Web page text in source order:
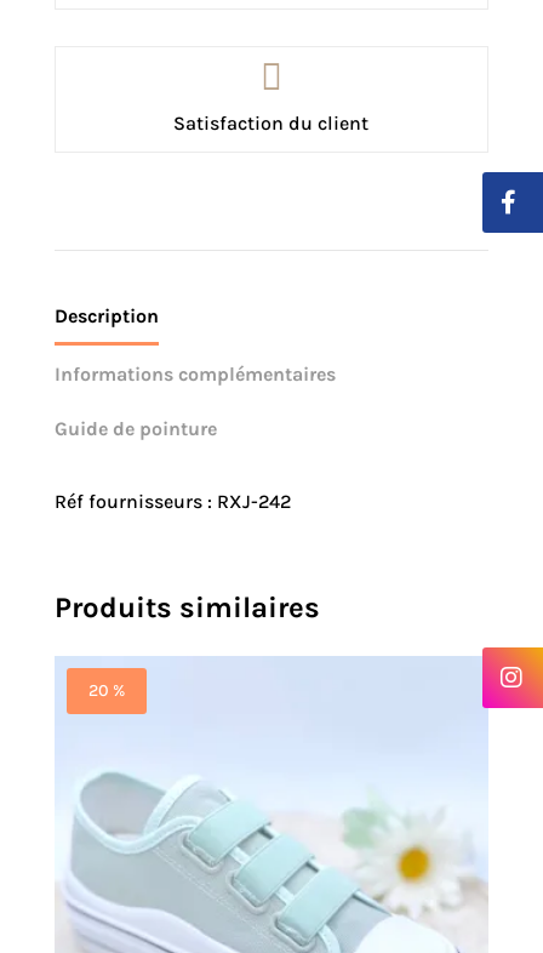

Satisfaction du client
Description
Informations complémentaires
Guide de pointure
Réf fournisseurs : RXJ-242
Produits similaires
20 %